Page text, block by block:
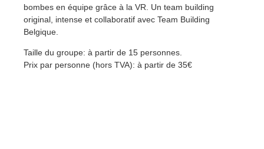
bombes en équipe grâce à la VR. Un team building
original, intense et collaboratif avec Team Building
Belgique.
Taille du groupe: à partir de 15 personnes.
Prix par personne (hors TVA): à partir de 35€